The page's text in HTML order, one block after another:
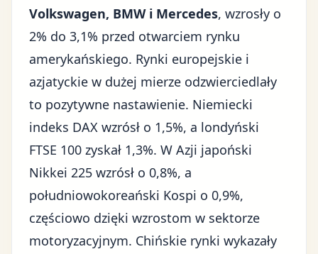
Volkswagen, BMW i Mercedes, wzrosły o
2% do 3,1% przed otwarciem rynku
amerykańskiego. Rynki europejskie i
azjatyckie w dużej mierze odzwierciedlały
to pozytywne nastawienie. Niemiecki
indeks DAX wzrósł o 1,5%, a londyński
FTSE 100 zyskał 1,3%. W Azji japoński
Nikkei 225 wzrósł o 0,8%, a
południowokoreański Kospi o 0,9%,
częściowo dzięki wzrostom w sektorze
motoryzacyjnym. Chińskie rynki wykazały